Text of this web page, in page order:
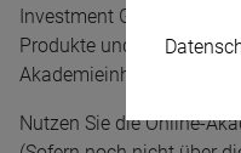
Investment GmbH –
Produkte und Konzepte
Akademieinhalte im
Nutzen Sie die Online-